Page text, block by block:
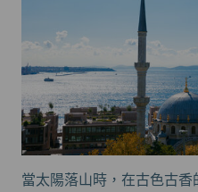
當太陽落山時，在古色古